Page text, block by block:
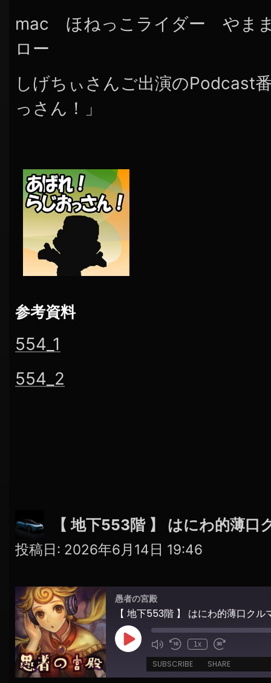
mac ほねっこライダー やま
ロー
しげちぃさんご出演のPodcast
っさん！」
参考資料
554_1
554_2
【 地下553階 】 はにわ的薄
投稿日: 2026年6月14日 19:46
愚者の宮殿
【 地下553階 】 はにわ的薄口ク
Play
Episode
1x
SUBSCRIBE SHARE